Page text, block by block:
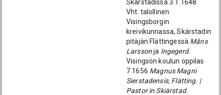
Skärstadissa 3.1.1648.
Vht: talollinen
Visingsborgin
kreivikunnassa, Skärstadin
pitäjän Flättingessä Måns
Larssonja Ingegerd.
Visingsön koulun oppilas
7.1656 Magnus Magni
Sierstadensis, Flätting. |
Pastor in Skiärstad.